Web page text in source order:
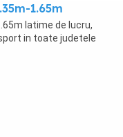
1.65m
latime de lucru,
in toate judetele